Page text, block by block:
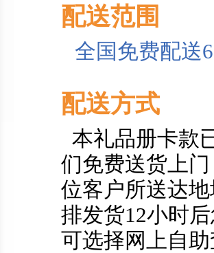
配送范围
全国免费配送
配送方式
本礼品册卡款
们免费送货上
位客户所送达
排发货12小时
可选择网上自助